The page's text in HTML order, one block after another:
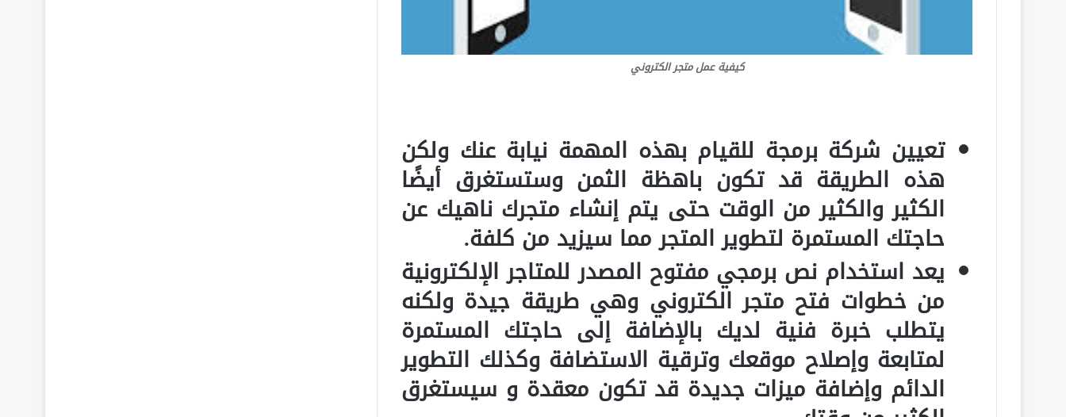
كيفية عمل متجر الكتروني
تعيين شركة برمجة للقيام بهذه المهمة نيابة عنك ولكن
هذه الطريقة قد تكون باهظة الثمن وستستغرق أيضًا
الكثير والكثير من الوقت حتى يتم إنشاء متجرك ناهيك عن
حاجتك المستمرة لتطوير المتجر مما سيزيد من كلفة.
يعد استخدام نص برمجي مفتوح المصدر للمتاجر الإلكترونية
من خطوات فتح متجر الكتروني وهي طريقة جيدة ولكنه
يتطلب خبرة فنية لديك بالإضافة إلى حاجتك المستمرة
لمتابعة وإصلاح موقعك وترقية الاستضافة وكذلك التطوير
الدائم وإضافة ميزات جديدة قد تكون معقدة و سيستغرق